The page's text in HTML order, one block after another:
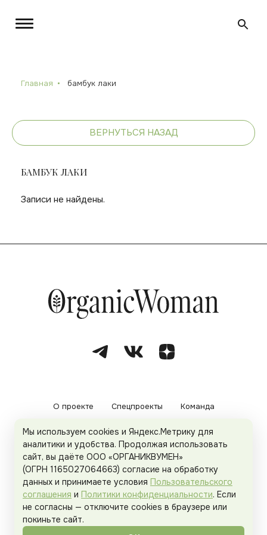
Главная бамбук лаки
ВЕРНУТЬСЯ НАЗАД
БАМБУК ЛАКИ
Записи не найдены.
О проекте Спецпроекты Команда
Рекламодателям Политика конфиденциальности
Пользовательское соглашение
Organicwoman.ru . Все права защищены.
Мы используем cookies и Яндекс.Метрику для
аналитики и удобства. Продолжая использовать
сайт, вы даёте ООО «ОРГАНИКВУМЕН»
(ОГРН 1165027064663) согласие на обработку
данных и принимаете условия Пользовательского
соглашения и Политики конфиденциальности. Если
не согласны — отключите cookies в браузере или
покиньте сайт.